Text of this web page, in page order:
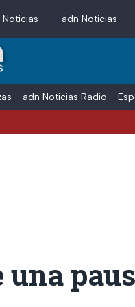
Noticias adn Noticias
adn Noticias Radio